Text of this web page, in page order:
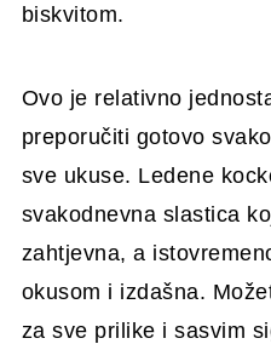
biskvitom.
Ovo je relativno
preporučiti gotovo
sve ukuse. Ledene
svakodnevna slastica
zahtjevna, a
okusom i izdašna.
za sve prilike i sasvim